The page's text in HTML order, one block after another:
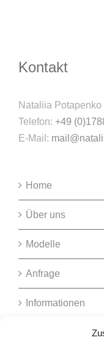
Kontakt
Nataliia Potapenko
Telefon: +49
E-Mail:
Home
Über uns
Modelle
Anfrage
Informationen